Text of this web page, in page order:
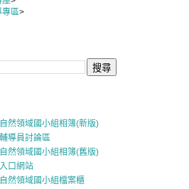
專區>
然領域國小組相簿(新版)
導員討論區
然領域國小組相簿(舊版)
口網站
然領域國小組檔案櫃